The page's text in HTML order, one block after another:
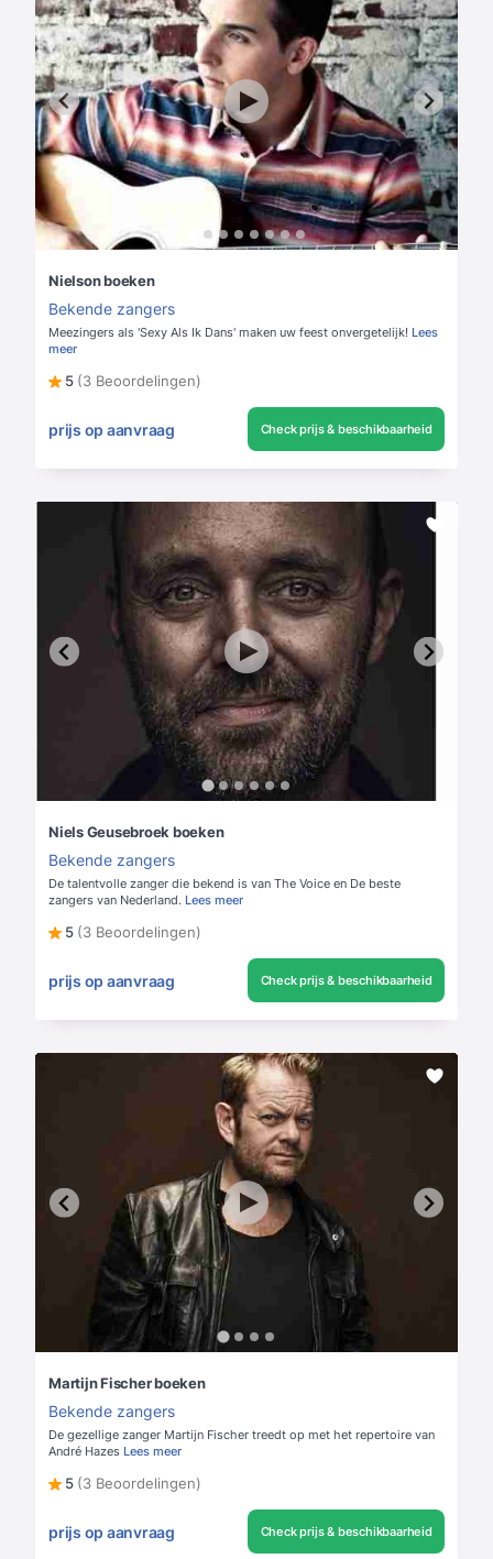
Nielson boeken
Bekende zangers
Meezingers als 'Sexy Als Ik Dans' maken uw feest onvergetelijk! Lees
meer
5 (3 Beoordelingen)
prijs op aanvraag Check prijs & beschikbaarheid
Niels Geusebroek boeken
Bekende zangers
De talentvolle zanger die bekend is van The Voice en De beste
zangers van Nederland. Lees meer
5 (3 Beoordelingen)
prijs op aanvraag Check prijs & beschikbaarheid
Martijn Fischer boeken
Bekende zangers
De gezellige zanger Martijn Fischer treedt op met het repertoire van
André Hazes Lees meer
5 (3 Beoordelingen)
prijs op aanvraag Check prijs & beschikbaarheid